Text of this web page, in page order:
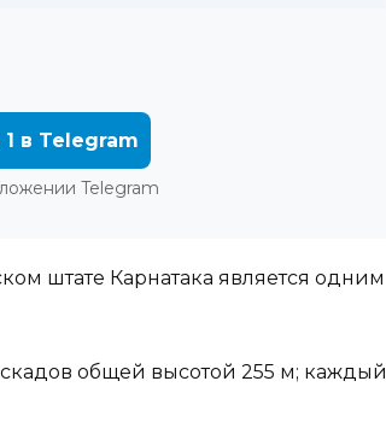
в Telegram
Telegram
штате Карнатака является одним
общей высотой 255 м; каждый